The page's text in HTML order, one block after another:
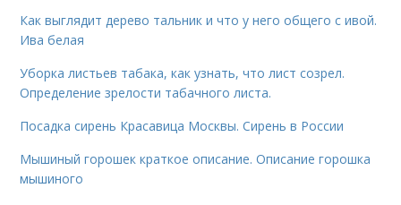
Как выглядит дерево тальник и что у него общего с ивой.
Ива белая
Уборка листьев табака, как узнать, что лист созрел.
Определение зрелости табачного листа.
Посадка сирень Красавица Москвы. Сирень в России
Мышиный горошек краткое описание. Описание горошка
мышиного